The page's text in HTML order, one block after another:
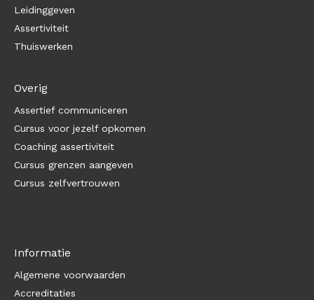
Leidinggeven
Assertiviteit
Thuiswerken
Overig
Assertief communiceren
Cursus voor jezelf opkomen
Coaching assertiviteit
Cursus grenzen aangeven
Cursus zelfvertrouwen
Informatie
Algemene voorwaarden
Accreditaties